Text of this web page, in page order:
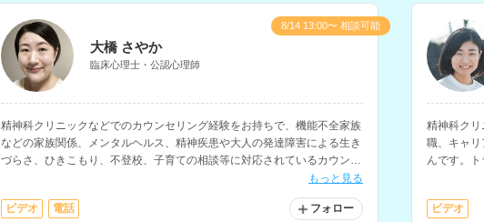
大橋 さやか
臨床心理士・公認心理師
精神科クリニックなどでのカウンセリング経験をお持ちで、機能不全家族
などの家族関係、メンタルヘルス、精神疾患や大人の発達障害による生き
づらさ、ひきこもり、不登校、子育ての相談等に対応されているカウンセ
もっと見る
ビデオ 電話 フォロー
8/14 13:00〜 相談可能
精神科ク
職、キャリ
んです。
で、
ビデオ